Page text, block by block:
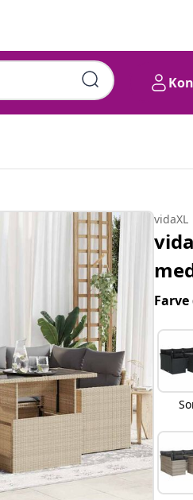
vidaXL
Farve